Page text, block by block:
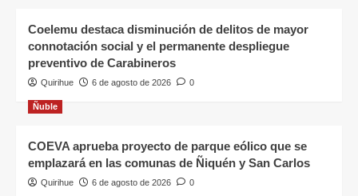
Coelemu destaca disminución de delitos de mayor
connotación social y el permanente despliegue
preventivo de Carabineros
Quirihue 6 de agosto de 2026 0
Ñuble
COEVA aprueba proyecto de parque eólico que se
emplazará en las comunas de Ñiquén y San Carlos
Quirihue 6 de agosto de 2026 0